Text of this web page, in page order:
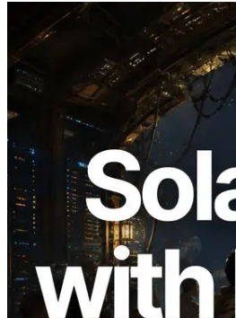
2026.08.05
ERPC Breidt Solana
met Pingmeting vanuit
Regio’s — Validators